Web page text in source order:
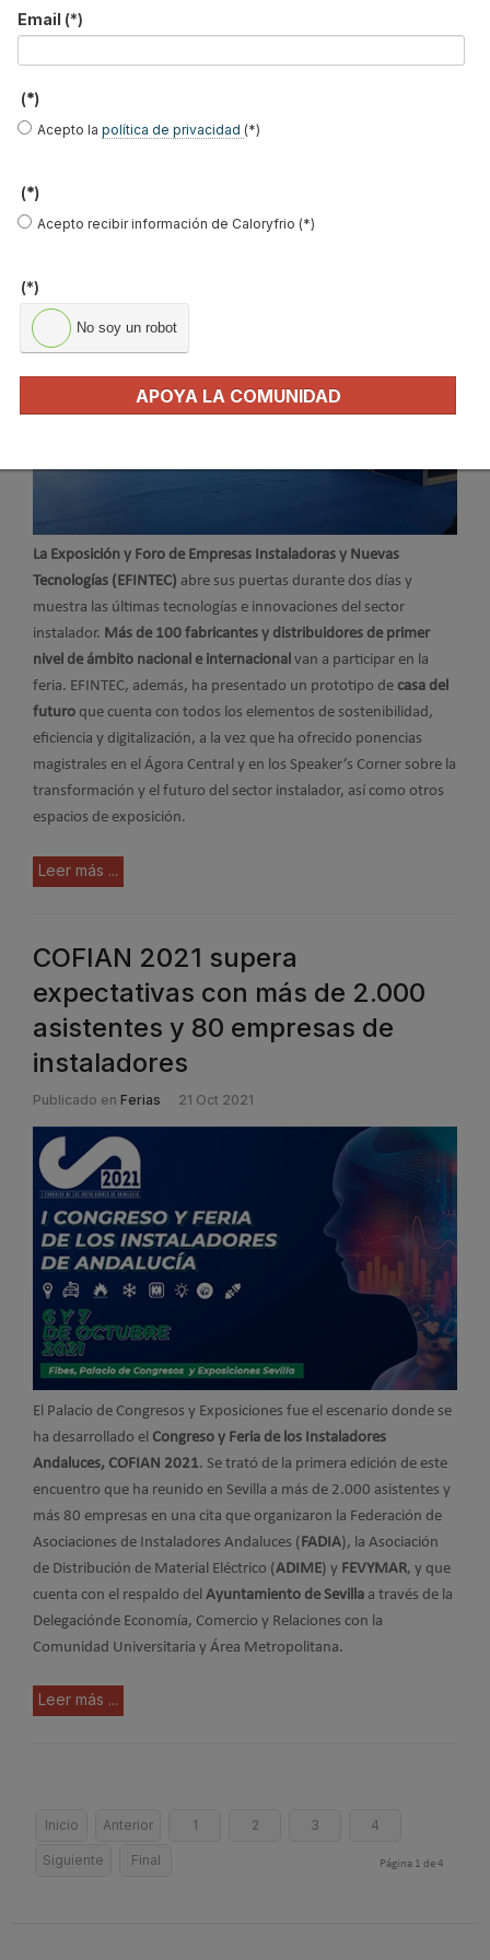
EFINTEC 2021: Más de 100
primer nivel en la inauguración
La Exposición y Foro de Empresas Instaladoras y Nuevas
Tecnologías (EFINTEC) abre sus puertas durante dos días y
muestra las últimas tecnologías e innovaciones del sector
instalador. Más de 100 fabricantes y distribuidores de primer
nivel de ámbito nacional e internacional van a participar en la
feria. EFINTEC, además, ha presentado un prototipo de casa del
futuro que cuenta con todos los elementos de sostenibilidad,
eficiencia y digitalización, a la vez que ha ofrecido ponencias
magistrales en el Ágora Central y en los Speaker’s Corner sobre la
transformación y el futuro del sector instalador, así como otros
espacios de exposición.
Leer más ...
COFIAN 2021 supera
expectativas con más de 2.000
asistentes y 80 empresas de
instaladores
Publicado en Ferias 21 Oct 2021
El Palacio de Congresos y Exposiciones fue el escenario donde se
ha desarrollado el Congreso y Feria de los Instaladores
Andaluces, COFIAN 2021. Se trató de la primera edición de este
encuentro que ha reunido en Sevilla a más de 2.000 asistentes y
más 80 empresas en una cita que organizaron la Federación de
Asociaciones de Instaladores Andaluces ( FADIA), la Asociación
de Distribución de Material Eléctrico (ADIME) y FEVYMAR, y que
cuenta con el respaldo del Ayuntamiento de Sevilla a través de la
Delegaciónde Economía, Comercio y Relaciones con la
Comunidad Universitaria y Área Metropolitana.
Leer más ...
Inicio Anterior 1 2 3 4
Siguiente Final Página 1 de 4
Email (*)
(*)
Acepto la política de privacidad (*)
(*)
Acepto recibir información de Caloryfrio (*)
(*)
No soy un robot
APOYA LA COMUNIDAD